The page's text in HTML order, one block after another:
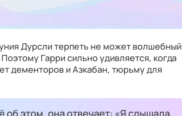
Дурсли терпеть не может волшебный
Гарри сильно удивляется, когда
дементоров и Азкабан, тюрьму для
об этом, она отвечает: «Я слышала,